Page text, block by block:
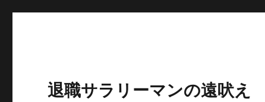
退職サラリーマンの遠吠え